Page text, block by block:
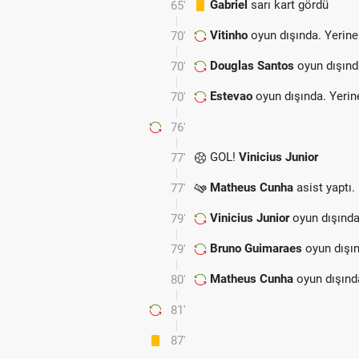
65' Gabriel sarı kart gördü
70' Vitinho oyun dışında.
70' Douglas Santos oyun
70' Estevao oyun dışında.
76'
77' GOL! Vinicius Junior
77' Matheus Cunha asist yaptı.
79' Vinicius Junioroyun
79' Bruno Guimaraes oyun
80' Matheus Cunha oyun
81'
87'